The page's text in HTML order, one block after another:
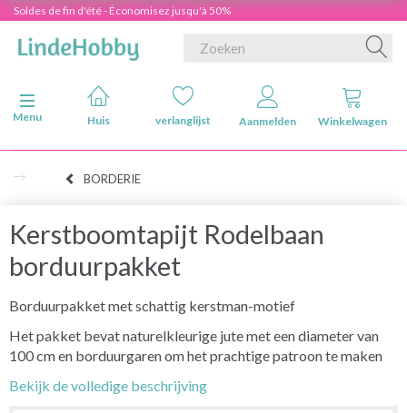
Soldes de fin d'été - Économisez jusqu'à 50%
Navigatie in-/uitschakelen
Menu
Huis verlanglijst Aanmelden Winkelwagen
BORDERIE
Kerstboomtapijt Rodelbaan
borduurpakket
Borduurpakket met schattig kerstman-motief
Het pakket bevat naturelkleurige jute met een diameter van
100 cm en borduurgaren om het prachtige patroon te maken
Bekijk de volledige beschrijving